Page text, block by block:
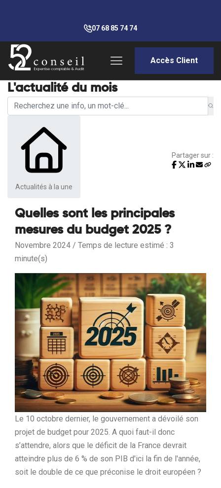
07 68 85 74 74
Accès Client
L'actualité du mois
Actualités à la une
Partager sur :
Quelles sont les principales
mesures du budget 2025 ?
Novembre 2024 / Temps de lecture estimé : 3
minute(s)
Le 10 octobre dernier, le gouvernement a dévoilé son
projet de budget pour 2025. A quoi faut-il donc
s’attendre, alors que le déficit de la France devrait
atteindre plus de 6 % de son PIB d'ici la fin de l'année,
soit le double de ce que préconise le droit européen ?